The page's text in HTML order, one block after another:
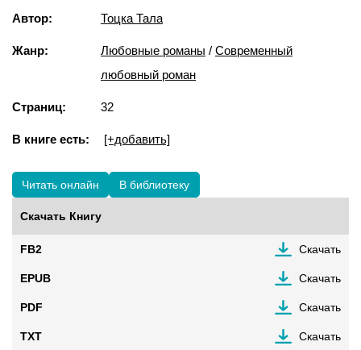
Автор: Тоцка Тала
Жанр: Любовные романы / Современный
любовный роман
Страниц: 32
В книге есть: [+добавить]
Читать онлайн В библиотеку
Скачать Книгу
FB2 Скачать
EPUB Скачать
PDF Скачать
TXT Скачать